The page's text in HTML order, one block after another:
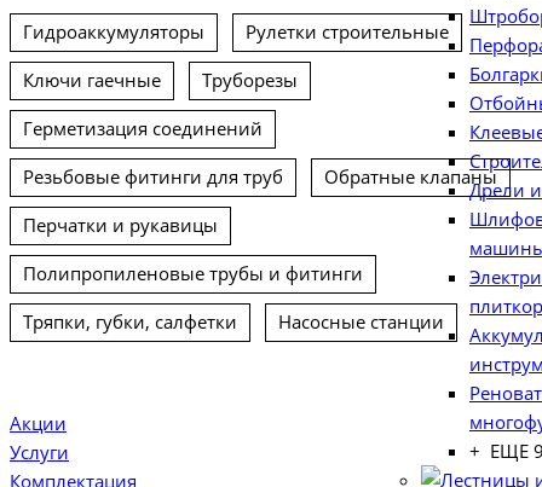
Дрели
+ ЕЩЕ
Гидроаккумуляторы
Рулетки строительные
Ключи гаечные
Труборезы
Герметизация соединений
Резьбовые фитинги для труб
Обратные клапаны
Перчатки и рукавицы
Полипропиленовые трубы и фитинги
Тряпки, губки, салфетки
Насосные станции
Акции
Услуги
Комплектация